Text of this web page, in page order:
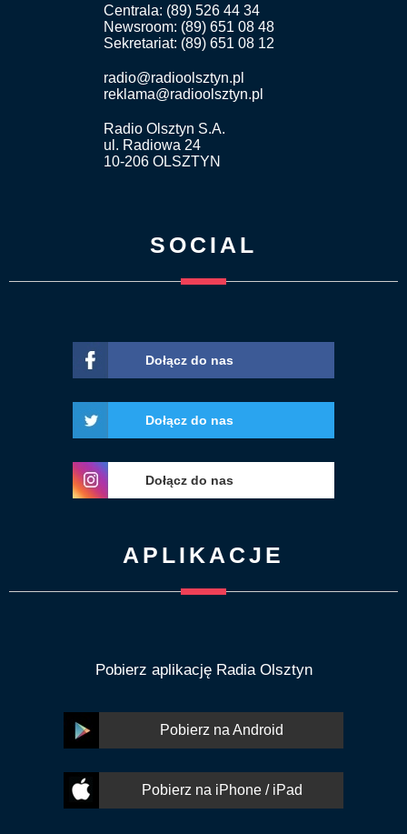
Centrala: (89) 526 44 34
Newsroom: (89) 651 08 48
Sekretariat: (89) 651 08 12
radio@radioolsztyn.pl
reklama@radioolsztyn.pl
Radio Olsztyn S.A.
ul. Radiowa 24
10-206 OLSZTYN
SOCIAL
Dołącz do nas
Dołącz do nas
Dołącz do nas
APLIKACJE
Pobierz aplikację Radia Olsztyn
Pobierz na Android
Pobierz na iPhone / iPad